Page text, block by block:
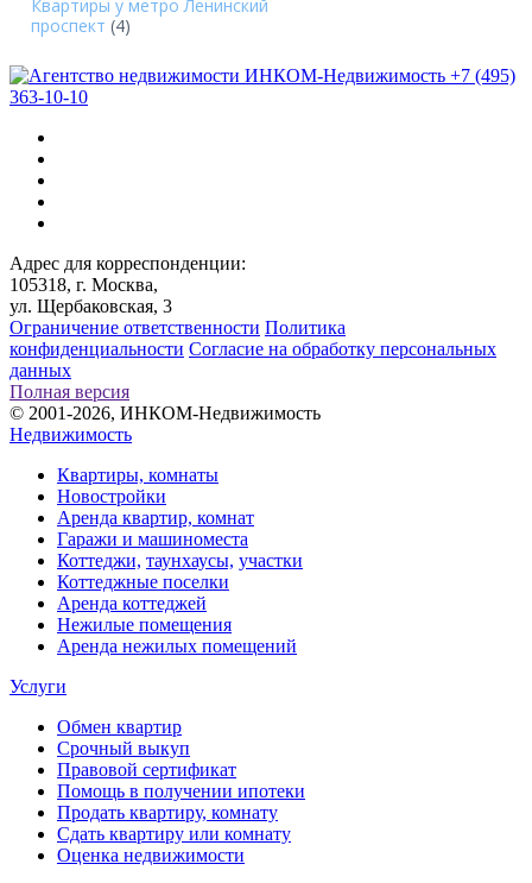
Квартиры у метро Ленинский
проспект (4)
+7 (495)
363-10-10
Адрес для корреспонденции:
105318, г. Москва,
ул. Щербаковская, 3
Ограничение ответственности Политика
конфиденциальности Согласие на обработку персональных
данных
Полная версия
© 2001-2026, ИНКОМ-Недвижимость
Недвижимость
Квартиры, комнаты
Новостройки
Аренда квартир, комнат
Гаражи и машиноместа
Коттеджи, таунхаусы, участки
Коттеджные поселки
Аренда коттеджей
Нежилые помещения
Аренда нежилых помещений
Услуги
Обмен квартир
Срочный выкуп
Правовой сертификат
Помощь в получении ипотеки
Продать квартиру, комнату
Сдать квартиру или комнату
Оценка недвижимости